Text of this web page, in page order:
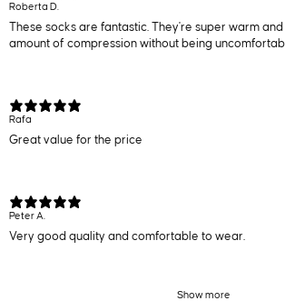
Roberta D.
These socks are fantastic. They're super warm
amount of compression without being
Rafa
Great value for the price
Peter A.
Very good quality and comfortable to wear.
Show more